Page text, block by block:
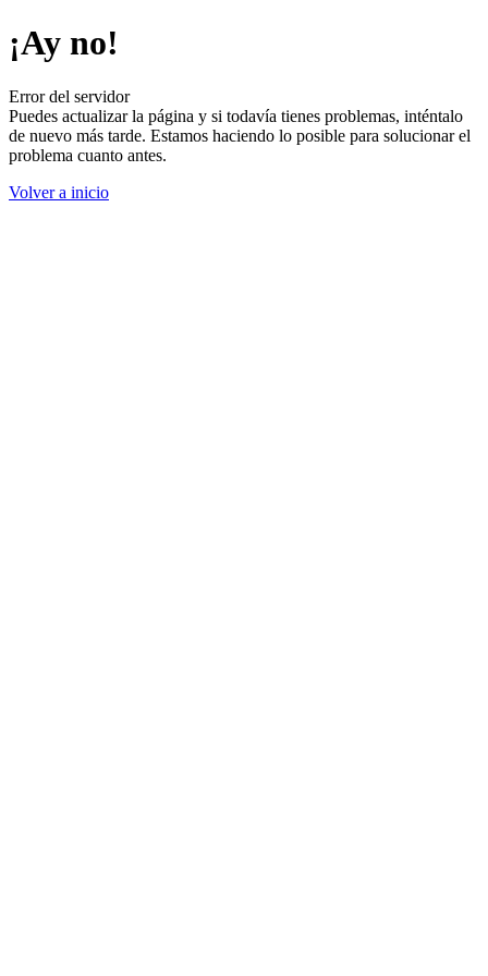
¡Ay no!
Error del servidor
Puedes actualizar la página y si todavía tienes problemas, inténtalo
de nuevo más tarde. Estamos haciendo lo posible para solucionar el
problema cuanto antes.
Volver a inicio